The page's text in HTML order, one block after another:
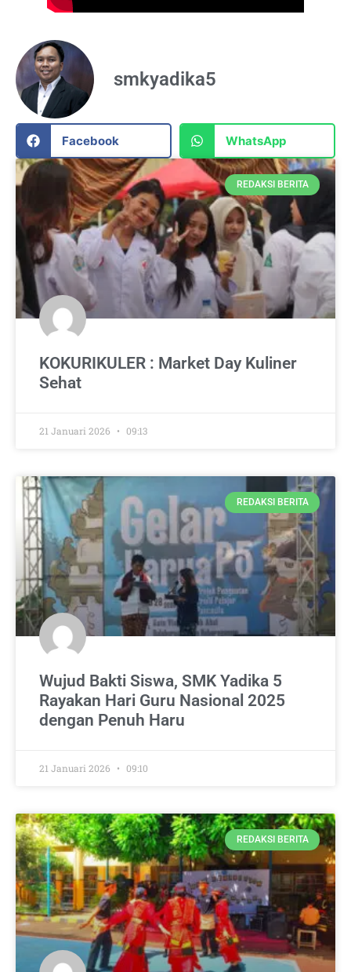
smkyadika5
Facebook WhatsApp
REDAKSI BERITA
KOKURIKULER : Market Day Kuliner
Sehat
21 Januari 2026 09:13
REDAKSI BERITA
Wujud Bakti Siswa, SMK Yadika 5
Rayakan Hari Guru Nasional 2025
dengan Penuh Haru
21 Januari 2026 09:10
REDAKSI BERITA